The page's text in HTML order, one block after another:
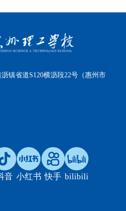
镇省道S120横沥段22号（惠州市
音 小红书 快手 bilibili